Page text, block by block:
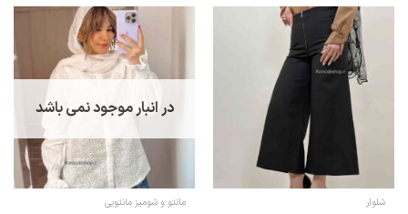
شلوار
در انبار موجود نمی باشد
مانتو و شومیز مانتویی